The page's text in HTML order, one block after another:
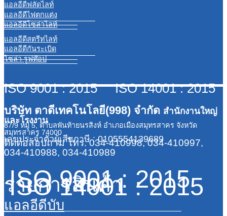
แอลอีดีฟลัดไลท์
แอลอีดีไฟตกแต่ง
แอลอีดีโซล่าไลท์
แอลอีดีสตรีทไลท์
แอลอีดีกันระเบิด
โซล่า รูฟท๊อป
ISO 9001 : 2015 ISO 14001 : 2015
บริษัท ตาดีเทคโนโลยี(998) จำกัด สำนักงานใหญ่
และโรงงาน
87/9 หมู่ 5, ตำบลพันท้ายนรสิงห์ อำเภอเมืองสมุทรสาคร จังหวัด
สมุทรสาคร 74000
เลขประจำตัวผู้เสียภาษี : 0105554139689
ติดต่อสอบถาม โทร. 034-410998, 034-410997,
034-410988, 034-410989
ISO 9001 : 2015
ISO 14001 : 2015
รายการสินค้า
แอลอีดีบับ